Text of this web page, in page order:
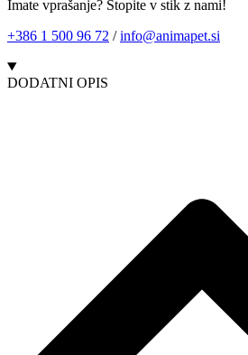
Imate vprašanje? Stopite v stik z nami!
+386 1 500 96 72 /info@animapet.si
DODATNI OPIS